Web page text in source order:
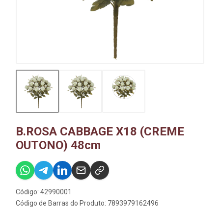
B.ROSA CABBAGE X18 (CREME
OUTONO) 48cm
Código: 42990001
Código de Barras do Produto: 7893979162496